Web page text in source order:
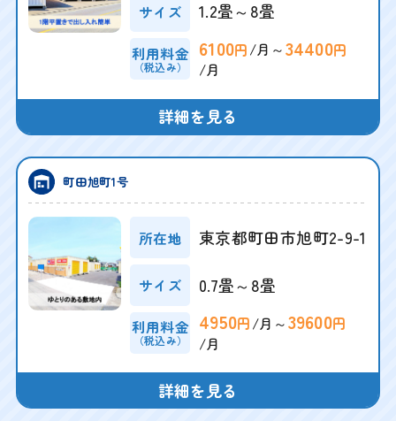
サイズ 1.2畳～8畳
利用料金
（税込み）
6100円/月～34400円
/月
詳細を見る
町田旭町1号
所在地 東京都町田市旭町2-9-1
サイズ 0.7畳～8畳
利用料金
（税込み）
4950円/月～39600円
/月
詳細を見る